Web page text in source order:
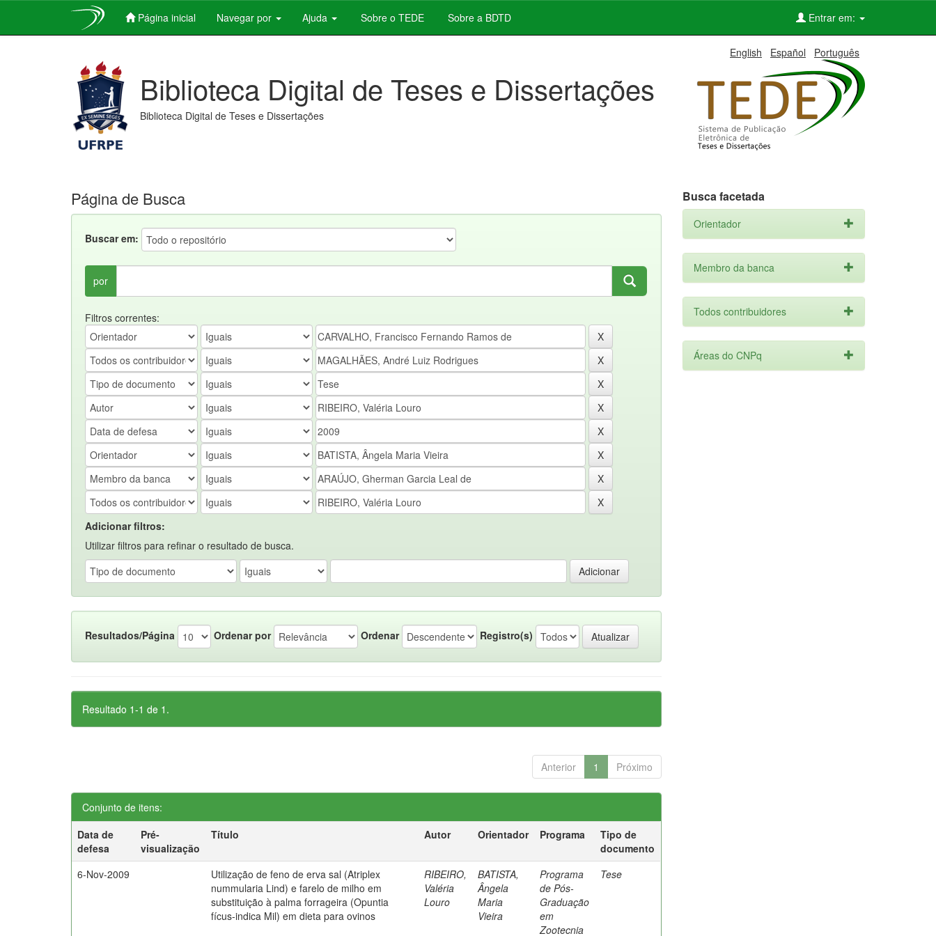
Página inicial Navegar por Ajuda Sobre o TEDE Sobre a BDTD Entrar em:
English Español Português
Biblioteca Digital de Teses e Dissertações
Biblioteca Digital de Teses e Dissertações
Página de Busca
Buscar em:
por
Filtros correntes:
Adicionar filtros:
Utilizar filtros para refinar o resultado de busca.
Resultados/Página Ordenar por Ordenar Registro(s)
Resultado 1-1 de 1.
Anterior 1 Próximo
Conjunto de itens:
Data de
defesa
Pré-
visualização
Título Autor Orientador Programa
Tipo de
documento
6-Nov-2009
Utilização de feno de erva sal (Atriplex
nummularia Lind) e farelo de milho em
substituição à palma forrageira (Opuntia
fícus-indica Mil) em dieta para ovinos
RIBEIRO,
Valéria
Louro
BATISTA,
Ângela
Maria
Vieira
Programa
de Pós-
Graduação
em
Zootecnia
Tese
Busca facetada
Orientador
Membro da banca
Todos contribuidores
Áreas do CNPq